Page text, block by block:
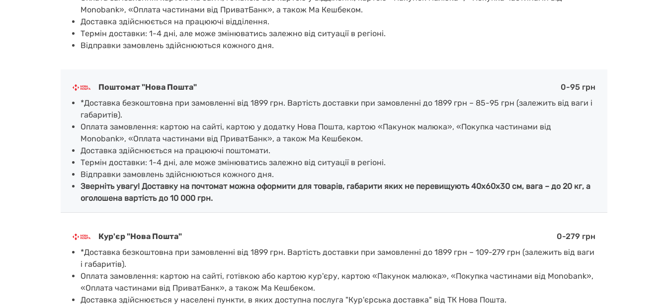
Monobank», «Оплата частинами від ПриватБанк», а також Ма Кешбеком.
Доставка здійснюється на працюючі відділення.
Термін доставки: 1-4 дні, але може змінюватись залежно від ситуації в регіоні.
Відправки замовлень здійснюються кожного дня.
Поштомат "Нова Пошта"
0-95 грн
*Доставка безкоштовна при замовленні від 1899 грн. Вартість доставки при замовленні до 1899 грн – 85-95 грн (залежить від ваги і
габаритів).
Оплата замовлення: картою на сайті, картою у додатку Нова Пошта, картою «Пакунок малюка», «Покупка частинами від
Monobank», «Оплата частинами від ПриватБанк», а також Ма Кешбеком.
Доставка здійснюється на працюючі поштомати.
Термін доставки: 1-4 дні, але може змінюватись залежно від ситуації в регіоні.
Відправки замовлень здійснюються кожного дня.
Зверніть увагу! Доставку на почтомат можна оформити для товарів, габарити яких не перевищують 40х60х30 см, вага – до 20 кг, а
оголошена вартість до 10 000 грн.
Кур'єр "Нова Пошта"
0-279 грн
*Доставка безкоштовна при замовленні від 1899 грн. Вартість доставки при замовленні до 1899 грн – 109-279 грн (залежить від ваги
і габаритів).
Оплата замовлення: картою на сайті, готівкою або картою кур'єру, картою «Пакунок малюка», «Покупка частинами від Monobank»,
«Оплата частинами від ПриватБанк», а також Ма Кешбеком.
Доставка здійснюється у населені пункти, в яких доступна послуга "Кур'єрська доставка" від ТК Нова Пошта.